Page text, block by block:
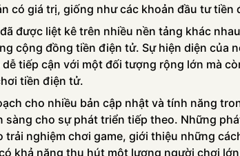
có giá trị, giống như các khoản đầu tư
được liệt kê trên nhiều nền tảng khác
cộng đồng tiền điện tử. Sự hiện diện của
dễ tiếp cận với một đối tượng rộng lớn mà
tiền điện tử.
cho nhiều bản cập nhật và tính năng
sàng cho sự phát triển tiếp theo. Những
trải nghiệm chơi game, giới thiệu những
khả năng thu hút một lượng người chơi